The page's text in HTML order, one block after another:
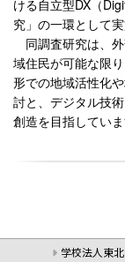
ける自立型DX（
究」の一環として
同調査研究は、
域住民が可能な限
形での地域活性化
討と、デジタル技
創造を目指していま
学校法人東